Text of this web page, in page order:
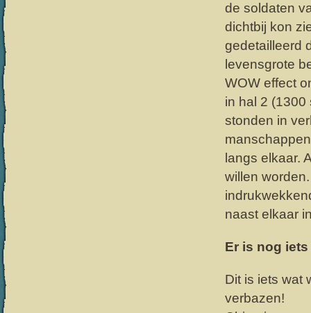
de soldaten
dichtbij kon
gedetailleerd
levensgrote
WOW effect
in hal 2
stonden in
langs elkaar.
willen
naast elkaar
Er is nog
Dit is iets wat
verbazen!